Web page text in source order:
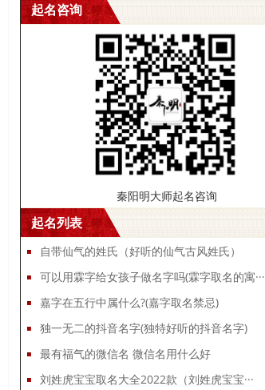
起名咨询
秦阳明大师起名咨询
起名列表
自带仙气的姓氏（好听的仙气古风姓氏）
可以用霖字给女孩子做名字吗(霖字取名的寓···
嘉字在五行中属什么?(嘉字取名禁忌)
独一无二的抖音名字(独特好听的抖音名字)
最有福气的微信名 微信名用什么好
刘姓虎宝宝取名大全2022款（刘姓虎宝宝···